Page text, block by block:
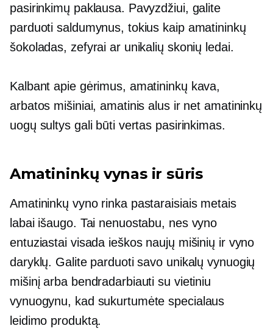
pasirinkimų paklausa. Pavyzdžiui, galite
parduoti saldumynus, tokius kaip amatininkų
šokoladas, zefyrai ar unikalių skonių ledai.
Kalbant apie gėrimus, amatininkų kava,
arbatos mišiniai, amatinis alus ir net amatininkų
uogų sultys gali būti vertas pasirinkimas.
Amatininkų vynas ir sūris
Amatininkų vyno rinka pastaraisiais metais
labai išaugo. Tai nenuostabu, nes vyno
entuziastai visada ieškos naujų mišinių ir vyno
daryklų. Galite parduoti savo unikalų vynuogių
mišinį arba bendradarbiauti su vietiniu
vynuogynu, kad sukurtumėte specialaus
leidimo produktą.